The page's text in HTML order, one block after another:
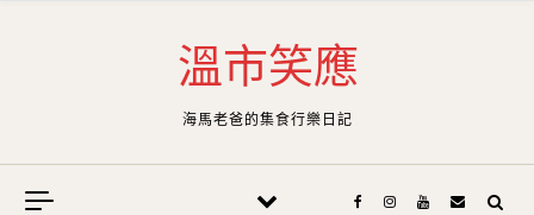
溫市笑應
海馬老爸的集食行樂日記